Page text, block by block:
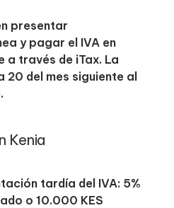
presentar
y pagar el IVA en
a través de iTax. La
20 del mes siguiente al
Kenia
tardía del IVA: 5%
o 10.000 KES